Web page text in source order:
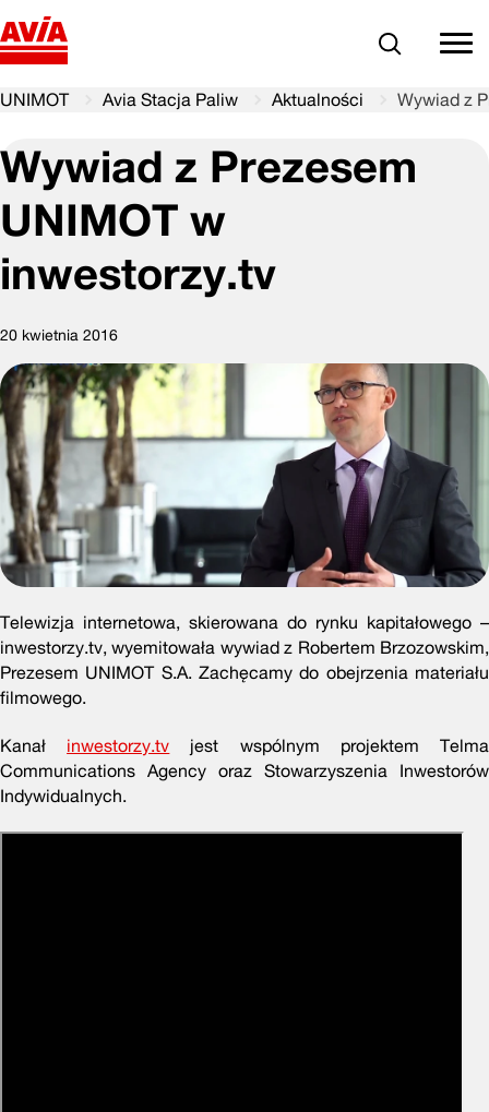
Szukaj
UNIMOT Avia Stacja Paliw Aktualności Wywiad z
Wywiad z Prezesem
UNIMOT w
inwestorzy.tv
20 kwietnia 2016
Telewizja internetowa, skierowana do rynku kapitałowego –
inwestorzy.tv, wyemitowała wywiad z Robertem Brzozowskim,
Prezesem UNIMOT S.A. Zachęcamy do obejrzenia materiału
filmowego.
Kanał inwestorzy.tv jest wspólnym projektem Telma
Communications Agency oraz Stowarzyszenia Inwestorów
Indywidualnych.